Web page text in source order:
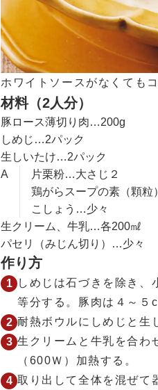
ホワイトソースがなくても
材料（2人分）
豚ロース薄切り肉…200g
しめじ…2パック
生しいたけ…2パック
A
片栗粉…大さじ２
鶏がらスープの素（顆
こしょう…少々
生クリーム、牛乳…各200㎖
パセリ（みじん切り）…少々
作り方
しめじは石づきを除き、
等分する。豚肉は４～５
耐熱ボウルにしめじと生
生クリームと牛乳を合わ
（600Ｗ）加熱する。
取り出して全体を混ぜて